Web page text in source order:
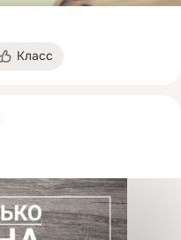
Класс